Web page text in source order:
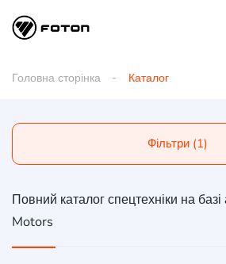
Головна сторінка Каталог
Фільтри (1)
Повний каталог спецтехніки на
Motors